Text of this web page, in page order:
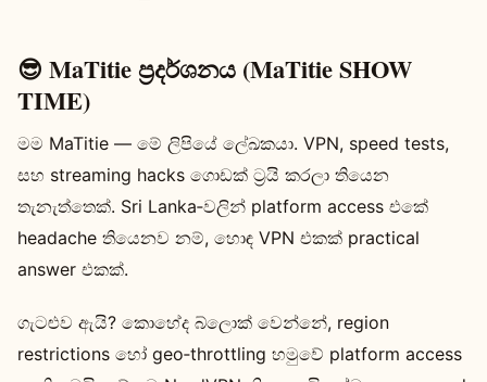
😎 MaTitie ප්‍රදර්ශනය (MaTitie SHOW
TIME)
මම MaTitie — මේ ලිපියේ ලේඛකයා. VPN, speed tests,
සහ streaming hacks ගොඩක් ට්‍රයි කරලා තියෙන
තැනැත්තෙක්. Sri Lanka‑වලින් platform access එකේ
headache තියෙනව නම්, හොඳ VPN එකක් practical
answer එකක්.
ගැටළුව ඇයි? කොහේද බ්ලොක් වෙන්නේ, region
restrictions හෝ geo‑throttling හමුවේ platform access